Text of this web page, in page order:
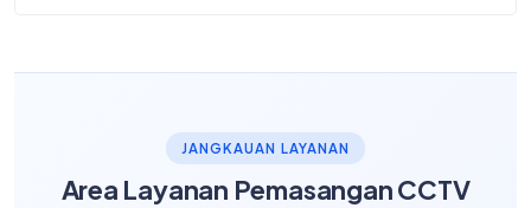
JANGKAUAN LAYANAN
Area Layanan Pemasangan CCTV